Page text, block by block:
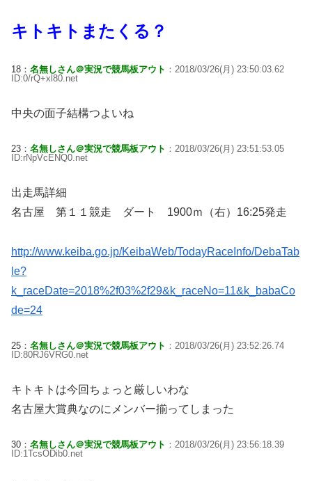
キトキトまたくる？
18： 名無しさん＠実況で競馬板アウト ：2018/03/26(月) 23:50:03.62
ID:0/rQ+xl80.net
中央の面子結構つよいね
23： 名無しさん＠実況で競馬板アウト ：2018/03/26(月) 23:51:53.05
ID:rNpVcENQ0.net
出走馬詳細
名古屋 第１１競走 ダート 1900ｍ（右）16:25発走
http://www.keiba.go.jp/KeibaWeb/TodayRaceInfo/DebaTab
le?
k_raceDate=2018%2f03%2f29&k_raceNo=11&k_babaCo
de=24
25： 名無しさん＠実況で競馬板アウト ：2018/03/26(月) 23:52:26.74
ID:80RJ6VRG0.net
キトキトは今回ちょっと厳しいわな
名古屋大賞典なのにメンバー揃ってしまった
30： 名無しさん＠実況で競馬板アウト ：2018/03/26(月) 23:56:18.39
ID:1TcsODib0.net